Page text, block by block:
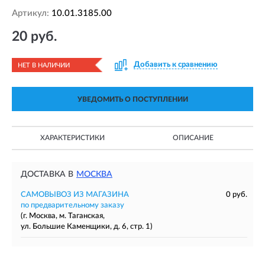
Артикул: 10.01.3185.00
20 руб.
НЕТ В НАЛИЧИИ Добавить к сравнению
УВЕДОМИТЬ О ПОСТУПЛЕНИИ
ХАРАКТЕРИСТИКИ ОПИСАНИЕ
ДОСТАВКА В МОСКВА
САМОВЫВОЗ ИЗ МАГАЗИНА
0 руб.
по предварительному заказу
(г. Москва, м. Таганская,
ул. Большие Каменщики, д. 6, стр. 1)